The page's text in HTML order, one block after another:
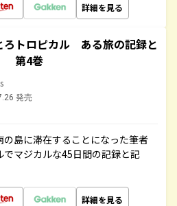
詳細を見る
ろトロピカル ある旅の記録と
第4巻
発売
島に滞在することになった筆者
マジカルな45日間の記録と記
詳細を見る